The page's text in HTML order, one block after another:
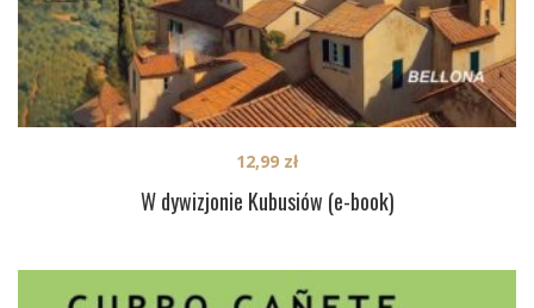
W dywizjonie Kubusiów (e-book)
12,99 zł